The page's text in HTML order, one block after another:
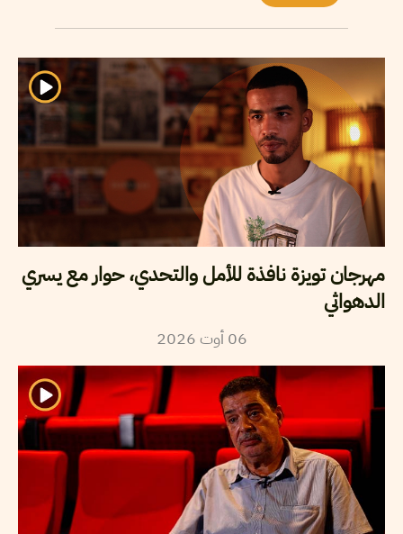
مهرجان تويزة نافذة للأمل والتحدي، حوار مع يسري
الدهواثي
06 أوت2026